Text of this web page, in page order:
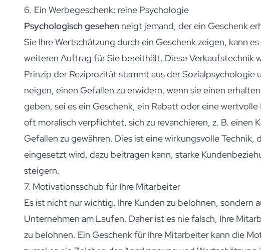
Gaststättengewerbe
Private-Label-Spirituosen
Uber Uns
6. Ein Werbegeschenk: reine Psychologie
Psychologisch gesehen neigt jemand, der ein Geschenk
Sie Ihre Wertschätzung durch ein Geschenk zeigen, kann
weiteren Auftrag für Sie bereithält. Diese Verkaufstechnik
Prinzip der Reziprozität stammt aus der Sozialpsychologie
neigen, einen Gefallen zu erwidern, wenn sie einen
geben, sei es ein Geschenk, ein Rabatt oder eine
oft moralisch verpflichtet, sich zu revanchieren, z. B. einen
Gefallen zu gewähren. Dies ist eine wirkungsvolle
eingesetzt wird, dazu beitragen kann, starke
steigern.
7. Motivationsschub für Ihre Mitarbeiter
Es ist nicht nur wichtig, Ihre Kunden zu belohnen, sondern
Unternehmen am Laufen. Daher ist es nie falsch, Ihre
zu belohnen. Ein Geschenk für Ihre Mitarbeiter kann die